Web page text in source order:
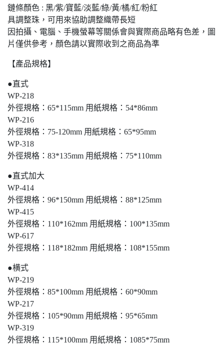
鏈條顏色 : 黑/紫/寶藍/淡藍/綠/黃/橘/紅/粉紅
具調整珠，可用來協助調整織帶長短
因拍攝、電腦、手機螢幕等關係會與實際商品略有色差，圖
片僅供參考，顏色請以實際收到之商品為準
【產品規格】
●直式
WP-218
外徑規格：65*115mm 用紙規格：54*86mm
WP-216
外徑規格：75-120mm 用紙規格：65*95mm
WP-318
外徑規格：83*135mm 用紙規格：75*110mm
●直式加大
WP-414
外徑規格：96*150mm 用紙規格：88*125mm
WP-415
外徑規格：110*162mm 用紙規格：100*135mm
WP-617
外徑規格：118*182mm 用紙規格：108*155mm
●横式
WP-219
外徑規格：85*100mm 用紙規格：60*90mm
WP-217
外徑規格：105*90mm 用紙規格：95*65mm
WP-319
外徑規格：115*100mm 用紙規格：1085*75mm